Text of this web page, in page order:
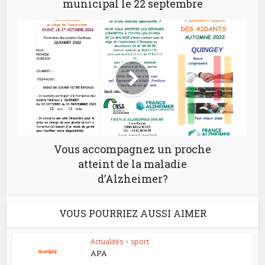
municipal le 22 septembre
Vous accompagnez un proche
atteint de la maladie
d’Alzheimer?
VOUS POURRIEZ AUSSI AIMER
Actualités • sport
APA